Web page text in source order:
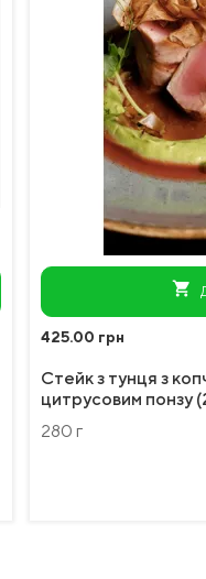
shopping_cart
425.00 грн
Стейк з тунця з
цитрусовим понзу
280 г